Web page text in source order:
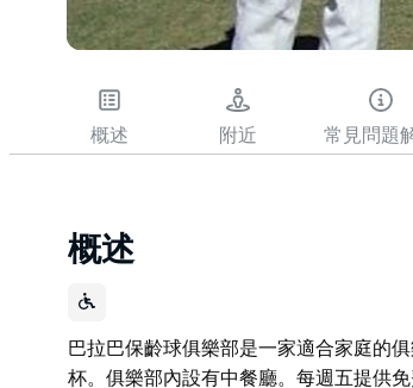
概述 附近 常見問題
概述
巴拉巴保齡球俱樂部是一家適合家庭的
杯。俱樂部內設有中餐廳。每週五提供